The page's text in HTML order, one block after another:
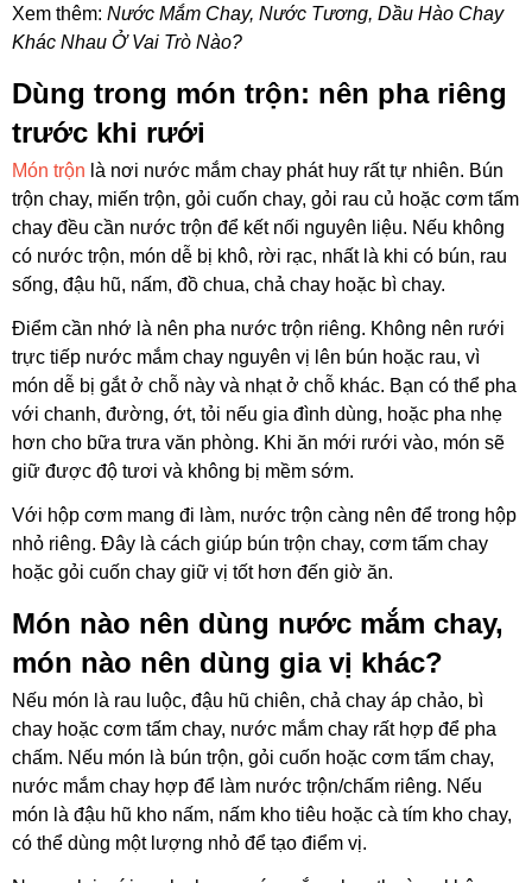
Xem thêm: Nước Mắm Chay, Nước Tương, Dầu Hào Chay
Khác Nhau Ở Vai Trò Nào?
Dùng trong món trộn: nên pha riêng
trước khi rưới
Món trộn là nơi nước mắm chay phát huy rất tự nhiên. Bún
trộn chay, miến trộn, gỏi cuốn chay, gỏi rau củ hoặc cơm tấm
chay đều cần nước trộn để kết nối nguyên liệu. Nếu không
có nước trộn, món dễ bị khô, rời rạc, nhất là khi có bún, rau
sống, đậu hũ, nấm, đồ chua, chả chay hoặc bì chay.
Điểm cần nhớ là nên pha nước trộn riêng. Không nên rưới
trực tiếp nước mắm chay nguyên vị lên bún hoặc rau, vì
món dễ bị gắt ở chỗ này và nhạt ở chỗ khác. Bạn có thể pha
với chanh, đường, ớt, tỏi nếu gia đình dùng, hoặc pha nhẹ
hơn cho bữa trưa văn phòng. Khi ăn mới rưới vào, món sẽ
giữ được độ tươi và không bị mềm sớm.
Với hộp cơm mang đi làm, nước trộn càng nên để trong hộp
nhỏ riêng. Đây là cách giúp bún trộn chay, cơm tấm chay
hoặc gỏi cuốn chay giữ vị tốt hơn đến giờ ăn.
Món nào nên dùng nước mắm chay,
món nào nên dùng gia vị khác?
Nếu món là rau luộc, đậu hũ chiên, chả chay áp chảo, bì
chay hoặc cơm tấm chay, nước mắm chay rất hợp để pha
chấm. Nếu món là bún trộn, gỏi cuốn hoặc cơm tấm chay,
nước mắm chay hợp để làm nước trộn/chấm riêng. Nếu
món là đậu hũ kho nấm, nấm kho tiêu hoặc cà tím kho chay,
có thể dùng một lượng nhỏ để tạo điểm vị.